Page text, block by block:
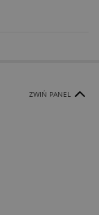
ZWIŃ PANEL